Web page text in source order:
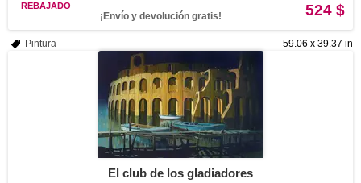
524 $
REBAJADO
¡Envío y devolución gratis!
59.06 x 39.37 in
Pintura
El club de los gladiadores